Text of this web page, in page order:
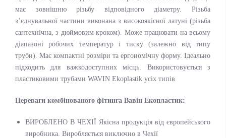
має зовнішню різьбу відповідного діаметру. Різьба
з’єднувальної частини виконана з високоякісної латуні (різьба
сантехнічна, з дюймовим кроком). Може працювати на всьому
діапазоні робочих температур і тиску (залежно від типу
труби). Має компактні розміри та ергономічну форму. Ідеально
підходить для важкодоступних місць. Використовується з
пластиковими трубами WAVIN Ekoplastik усіх типів
Переваги комбінованого фітинга Вавін Екопластик:
ВИРОБЛЕНО В ЧЕХІЇ Якісна продукція від європейського
виробника. Виробляється виключно в Чехії